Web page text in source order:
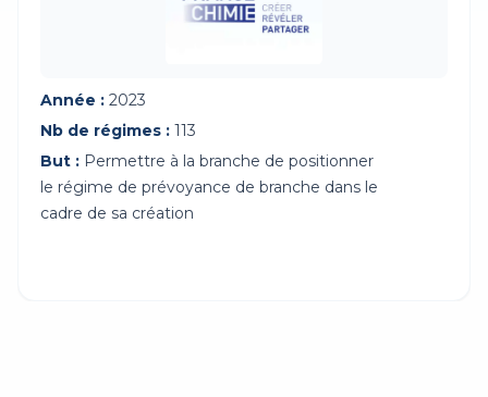
Année : 2023
Nb de régimes : 113
But : Permettre à la branche de positionner
le régime de prévoyance de branche dans le
cadre de sa création